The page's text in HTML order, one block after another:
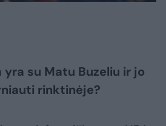
su Matu Buzeliu ir jo
rinktinėje?